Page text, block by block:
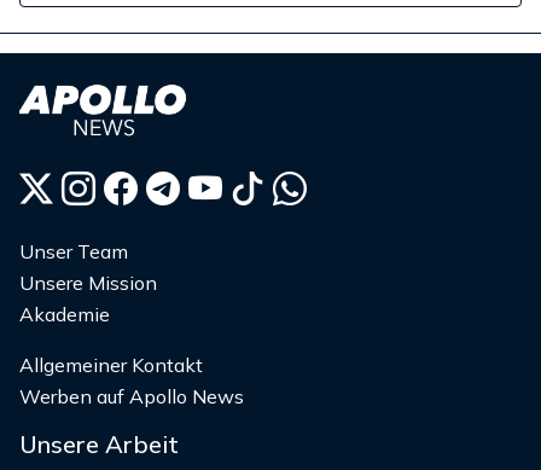
Unser Team
Unsere Mission
Akademie
Allgemeiner Kontakt
Werben auf Apollo News
Unsere Arbeit